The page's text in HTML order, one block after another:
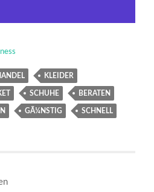
KLEIDER
SCHUHE BERATEN
GÃ¼NSTIG SCHNELL